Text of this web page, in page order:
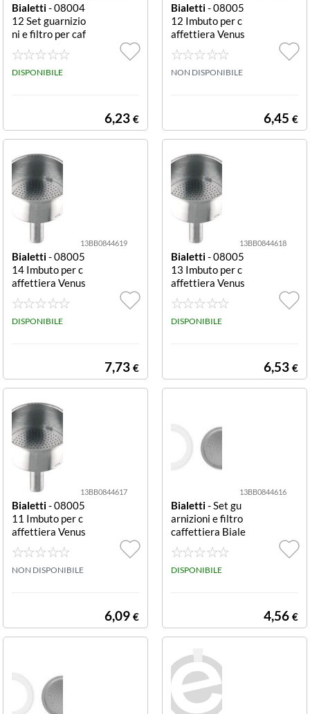
Bialetti- 08004
12 Set guarnizio
ni e filtro per caf
fettiera 6 tazze
Set guarnizioni
e filtro caffettie
DISPONIBILE
6,23 €
Bialetti- 08005
12 Imbuto per c
affettiera Venus
4 tazze in acciai
o Imbuto caffett
iera Bialetti 08
NON DISPONIBILE
6,45 €
13BB0844619
Bialetti- 08005
14 Imbuto per c
affettiera Venus
10 tazze in acci
aio Imbuto caffe
ttiera Bialetti 0
DISPONIBILE
7,73 €
13BB0844618
Bialetti- 08005
13 Imbuto per c
affettiera Venus
6 tazze in acciai
o Imbuto caffett
iera Bialetti 08
DISPONIBILE
6,53 €
13BB0844617
Bialetti- 08005
11 Imbuto per c
affettiera Venus
2 tazze in acciai
o Imbuto caffett
iera Bialetti 08
NON DISPONIBILE
6,09 €
13BB0844616
Bialetti- Set gu
arnizioni e filtro
caffettiera Biale
tti 0800031
DISPONIBILE
4,56 €